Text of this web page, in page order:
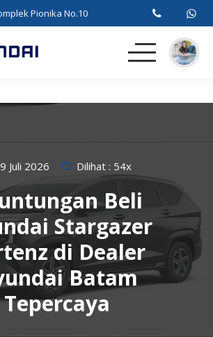
Pionika No.10
9 Juli 2026 Dilihat : 54x
Beli
Stargazer
di Dealer
Batam
Tepercaya